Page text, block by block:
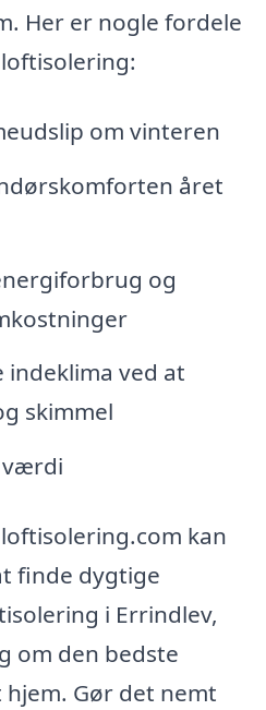
Her er nogle fordele
om vinteren
året
og
indeklima ved at
skimmel
værdi
kan
finde dygtige
i Errindlev,
om den bedste
Gør det nemt